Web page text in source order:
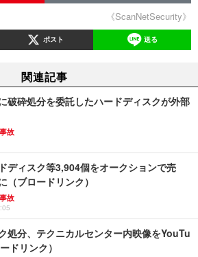
《ScanNetSecurity》
ポスト 送る
関連記事
破砕処分を委託したハードディスクが外部
故
ディスク等3,904個をオークションで売
（ブロードリンク）
故
処分、テクニカルセンター内映像をYouTu
ドリンク）